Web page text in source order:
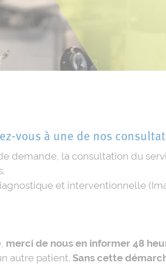
vous à une de nos
demande, la consultation du
et interventionnelle
merci de nous en informer 48
autre patient. Sans cette